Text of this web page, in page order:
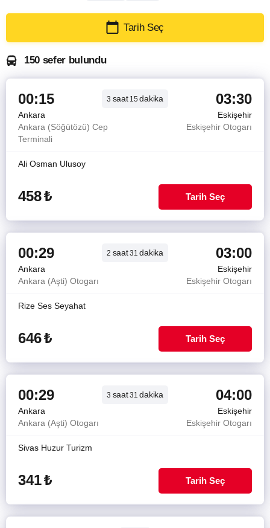
Tarih Seç
150 sefer bulundu
00:15 3 saat15dakika 03:30
Ankara
Eskişehir
Ankara (Söğütözü) Cep
Terminali
Eskişehir Otogarı
Ali Osman Ulusoy
458₺ Tarih Seç
00:29 2 saat31dakika 03:00
Ankara
Eskişehir
Ankara (Aşti) Otogarı
Eskişehir Otogarı
Rize Ses Seyahat
646₺ Tarih Seç
00:29 3 saat31dakika 04:00
Ankara
Eskişehir
Ankara (Aşti) Otogarı
Eskişehir Otogarı
Sivas Huzur Turizm
341₺ Tarih Seç